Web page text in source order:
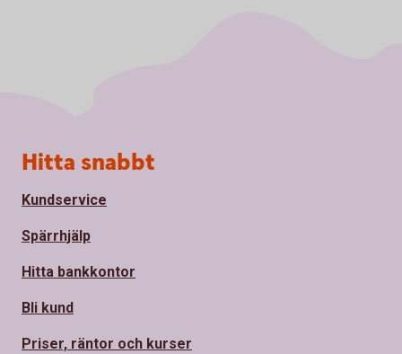
Sidfot
Hitta snabbt
Kundservice
Spärrhjälp
Hitta bankkontor
Bli kund
Priser, räntor och kurser